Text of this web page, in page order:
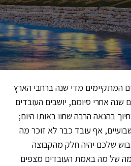
המתקיימים מדי שנה ברחבי הארץ
שנה אחרי סיומם, יושבים העובדים
בהנאה הרבה שחוו באותו היום;
אף עובד כבר לא זוכר מה
שלכם יהיה חלק מהקבוצה
של מה באמת העובדים מצפים